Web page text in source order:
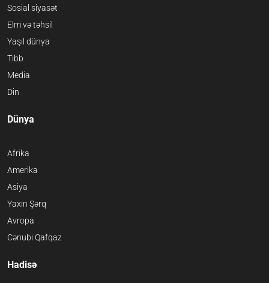
Sosial siyasət
Elm və təhsil
Yaşıl dünya
Tibb
Media
Din
Dünya
Afrika
Amerika
Asiya
Yaxın Şərq
Avropa
Cənubi Qafqaz
Hadisə